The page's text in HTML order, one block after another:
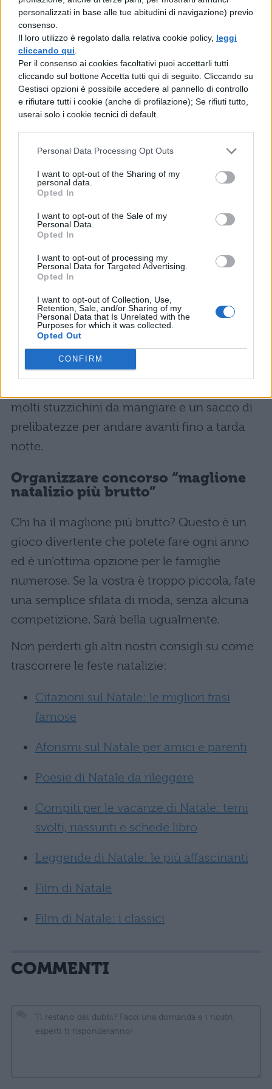
personalizzati in base alle tue abitudini di navigazione) previo
consenso.
Il loro utilizzo è regolato dalla relativa cookie policy, leggi
cliccando qui
Per il consenso ai cookies facoltativi puoi accettarli tutti
cliccando sul bottone Accetta tutti qui di seguito. Cliccando su
Gestisci opzioni è possibile accedere al pannello di controllo
e rifiutare tutti i cookie (anche di profilazione); Se rifiuti tutto,
userai solo i cookie tecnici di default.
Personal Data Processing Opt Outs
I want to opt-out of the Sharing of my
personal data.
Opted In
I want to opt-out of the Sale of my
Personal Data.
Opted In
I want to opt-out of processing my
Personal Data for Targeted Advertising.
Opted In
I want to opt-out of Collection, Use,
Retention, Sale, and/or Sharing of my
Personal Data that Is Unrelated with the
Purposes for which it was collected.
Opted Out
CONFIRM
guardate i vostrifilm di Natale preferiti.
Questo è un ottimo modo per godersi le
festività natalizie e fare spazio a
quell’importantissimo tempo in famiglia che
spesso diciamo di non avare. Questa attività
+ perfetta per le famiglie con bambini piccoli
e adolescenti.
Questa tradizione che scalda il cuore può
insegnare a tutti l’importanza del tempo in
famiglia e di essere grati per i
che si
famiglia collettivo (come un nuovo gioco da
ad una serata super divertente.
Pigiama party in famiglia
Invitate la famiglia per il pigiama party della
molti stuzzichini da mangiare e un sacco di
prelibatezze per andare avanti fino a tarda
notte.
Organizzare concorso “maglione
natalizio più brutto”
Chi ha il maglione più brutto? Questo è un
gioco divertente che potete fare ogni anno
ed è un’ottima opzione per le famiglie
numerose. Se la vostra è troppo piccola, fate
una semplice sfilata di moda, senza alcuna
competizione. Sarà bella ugualmente.
Non perderti gli altri nostri consigli su come
trascorrere le feste natalizie:
Citazioni sul Natale: le migliori frasi
famose
Aforismi sul Natale per amici e parenti
Poesie di Natale da rileggere
Compiti per le vacanze di Natale: temi
svolti, riassunti e schede libro
Leggende di Natale: le più affascinanti
Film di Natale
Film di Natale: i classici
COMMENTI